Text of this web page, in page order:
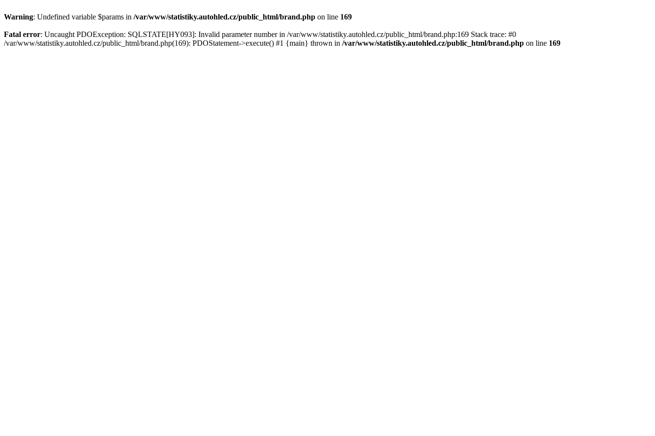
Warning: Undefined variable $params in /var/www/statistiky.autohled.cz/public_html/brand.php on line 169
Fatal error: Uncaught PDOException: SQLSTATE[HY093]: Invalid parameter number in /var/www/statistiky.autohled.cz/public_html/brand.php:169 Stack trace: #0
/var/www/statistiky.autohled.cz/public_html/brand.php(169): PDOStatement->execute() #1 {main} thrown in /var/www/statistiky.autohled.cz/public_html/brand.php on line 169